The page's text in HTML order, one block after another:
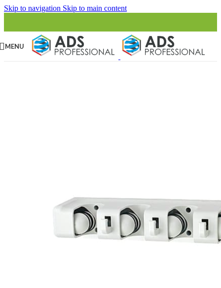
Skip to navigation Skip to main content
MENU